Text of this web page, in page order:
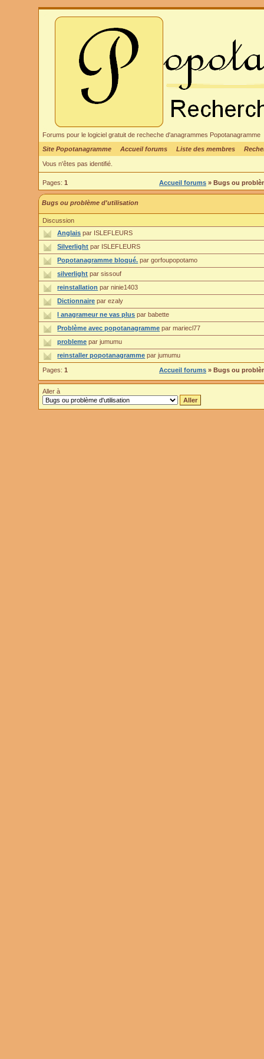
Forums pour le logiciel gratuit de recheche d'anagrammes Popotanagramme
Site Popotanagramme
Accueil forums Liste des membres
Vous n'êtes pas identifié.
Pages: 1 Accueil forums » Bugs ou
Bugs ou problème d'utilisation
Discussion
Anglais par ISLEFLEURS
Silverlight par ISLEFLEURS
Popotanagramme bloqué. par gorfoupopotamo
silverlight par sissouf
reinstallation par ninie1403
Dictionnaire par ezaly
l anagrameur ne vas plus par babette
Problème avec popotanagramme par mariecl77
probleme par jumumu
reinstaller popotanagramme par jumumu
Pages: 1 Accueil forums » Bugs ou
Aller à